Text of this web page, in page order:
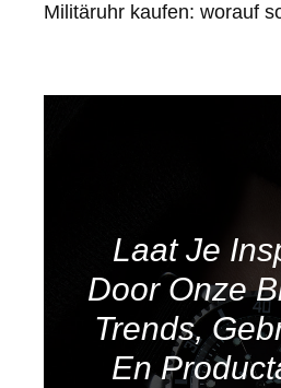
Militäruhr kaufen: worauf
Laat Je
Door Onze
Trends,
En